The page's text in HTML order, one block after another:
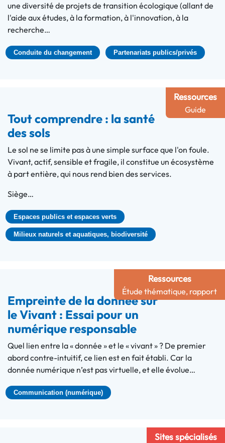
une diversité de projets de transition écologique (allant de
l'aide aux études, à la formation, à l'innovation, à la
recherche…
Conduite du changement Partenariats publics/privés
Ressources
Guide
Tout comprendre : la santé
des sols
Le sol ne se limite pas à une simple surface que l'on foule.
Vivant, actif, sensible et fragile, il constitue un écosystème
à part entière, qui nous rend bien des services.
Siège…
Espaces publics et espaces verts
Milieux naturels et aquatiques, biodiversité
Ressources
Étude thématique, rapport
Empreinte de la donnée sur
le Vivant : Essai pour un
numérique responsable
Quel lien entre la « donnée » et le « vivant » ? De premier
abord contre-intuitif, ce lien est en fait établi. Car la
donnée numérique n’est pas virtuelle, et elle évolue…
Communication (numérique)
Sites spécialisés